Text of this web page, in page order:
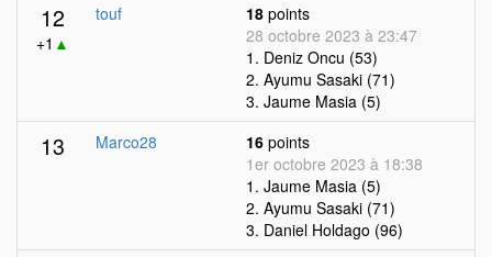
12
+1 ▲
touf 18 points
28 octobre 2023 à 23:47
1. Deniz Oncu (53)
2. Ayumu Sasaki (71)
3. Jaume Masia (5)
13 Marco28 16 points
1er octobre 2023 à 18:38
1. Jaume Masia (5)
2. Ayumu Sasaki (71)
3. Daniel Holdago (96)